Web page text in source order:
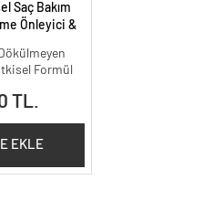
Saç Bakım
Önleyici &
Formül
TL.
EKLE